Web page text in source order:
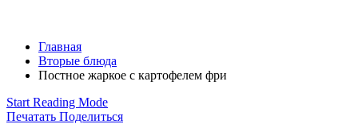
Главная
Вторые блюда
Постное жаркое с картофелем фри
Start Reading Mode
Печатать Поделиться